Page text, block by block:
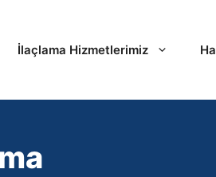
İlaçlama Hizmetlerimiz